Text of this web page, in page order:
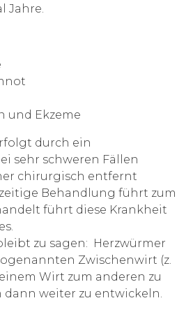
Jahre.
und Ekzeme
durch ein
sehr schweren Fällen
chirurgisch entfernt
Behandlung führt zum
führt diese Krankheit
zu sagen: Herzwürmer
Zwischenwirt (z.
Wirt zum anderen zu
weiter zu entwickeln.